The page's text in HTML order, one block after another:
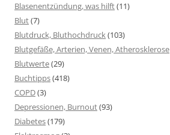
Blasenentzündung, was hilft(11)
Blut(7)
Blutdruck, Bluthochdruck(103)
Blutgefäße, Arterien, Venen, Atherosklerose
Blutwerte(29)
Buchtipps(418)
COPD(3)
Depressionen, Burnout(93)
Diabetes(179)